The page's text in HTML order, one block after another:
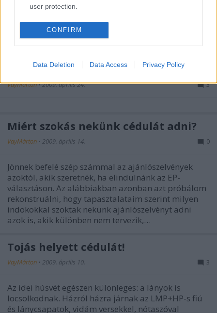
user protection.
CONFIRM
Data Deletion Data Access Privacy Policy
vannak
VayMárton•2009. április 24. 3
Miért szokás nekünk cédulát adni?
VayMárton • 2009. április 14. 0
Jönnek befelé szép számmal az ajánlószelvények
azoktól, akik szeretnék, ha elindulnánk az EP-
választáson. Az alábbiakban azonban azt próbálom
rekonstruálni, hogy tapasztalataim szerint milyen
indokokkal szoktak nekünk ajánlószelvényt adni
azok is, akik különben nem tervezik,…
Tojás helyett cédulát!
VayMárton • 2009. április 10. 3
Az idei húsvét egészen különleges: a lányok is
locsolkodnak. Házról házra járnak az LMP+HP-s fiú
és lánycsapatok, vidám versekkel, nótaszóval